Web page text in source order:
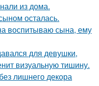
из дома.
осталась.
воспитываю сына, ему
для девушки,
визуальную тишину.
лишнего декора